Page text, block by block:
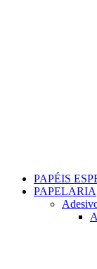
PAPÉIS
PAPELARIA